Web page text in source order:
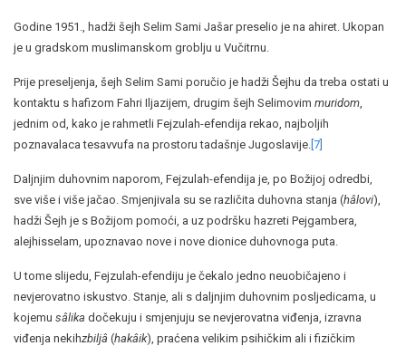
Godine 1951., hadži šejh Selim Sami Jašar preselio je na ahiret. Ukopan
je u gradskom muslimanskom groblju u Vučitrnu.
Prije preseljenja, šejh Selim Sami poručio je hadži Šejhu da treba ostati u
kontaktu s hafizom Fahri Iljazijem, drugim šejh Selimovim muridom
jednim od, kako je rahmetli Fejzulah-efendija rekao, najboljih
poznavalaca tesavvufa na prostoru tadašnje Jugoslavije. [7]
Daljnjim duhovnim naporom, Fejzulah-efendija je, po Božijoj odredbi,
sve više i više jačao. Smjenjivala su se različita duhovna stanja (hâlovi),
hadži Šejh je s Božijom pomoći, a uz podršku hazreti Pejgambera,
alejhisselam, upoznavao nove i nove dionice duhovnoga puta.
U tome slijedu, Fejzulah-efendiju je čekalo jedno neuobičajeno i
nevjerovatno iskustvo. Stanje, ali s daljnjim duhovnim posljedicama, u
kojemu sâlika dočekuju i smjenjuju se nevjerovatna viđenja, izravna
viđenja nekihzbiljâ (hakâik), praćena velikim psihičkim ali i fizičkim